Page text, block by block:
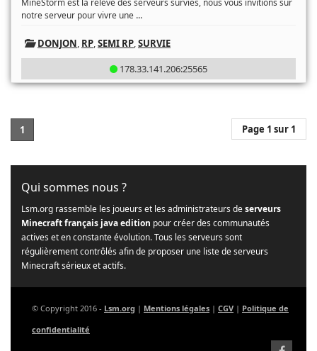
MineStorm est la relève des serveurs survies, nous vous invitions sur
notre serveur pour vivre une ...
DONJON, RP,SEMI RP,SURVIE
178.33.141.206:25565
1 Page 1 sur 1
Qui sommes nous ?
Lsm.org rassemble les joueurs et les administrateurs deserveurs
Minecraft français java edition pour créer des communautés
actives et en constante évolution. Tous les serveurs sont
régulièrement contrôlés afin de proposer une liste de serveurs
Minecraft sérieux et actifs.
© Copyright 2016 - Lsm.org | Mentions légales | CGV | Politique de
confidentialité